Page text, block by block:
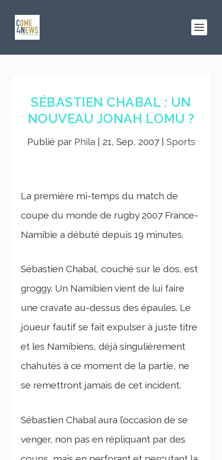
SÉBASTIEN CHABAL : UN
NOUVEAU JONAH LOMU ?
Publié par Phila 21, Sep, 2007| Sports
La première mi-temps du match de
coupe du monde de rugby 2007 France-
Namibie a débuté depuis 19 minutes.
Sébastien Chabal, couché sur le dos, est
groggy. Un Namibien vient de lui faire
une cravate au-dessus des épaules. Le
joueur fautif se fait expulser à juste titre
et les Namibiens, déjà singulièrement
chahutés à ce moment de la partie, ne
se remettront jamais de cet incident.
Sébastien Chabal aura l’occasion de se
venger, non pas en répliquant par des